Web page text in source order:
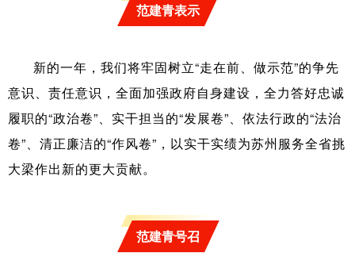
范建青表示
新的一年，我们将牢固树立“走在前、做示范”的争先
意识、责任意识，全面加强政府自身建设，全力答好忠诚
履职的“政治卷”、实干担当的“发展卷”、依法行政的“法治
卷”、 清正廉洁的“作风卷”， 以实干实绩为苏州服务全省挑
大梁作出新的更大贡献。
范建青号召